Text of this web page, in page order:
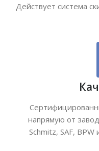
Действует система
напрямую от
Schmitz, SAF, BPW